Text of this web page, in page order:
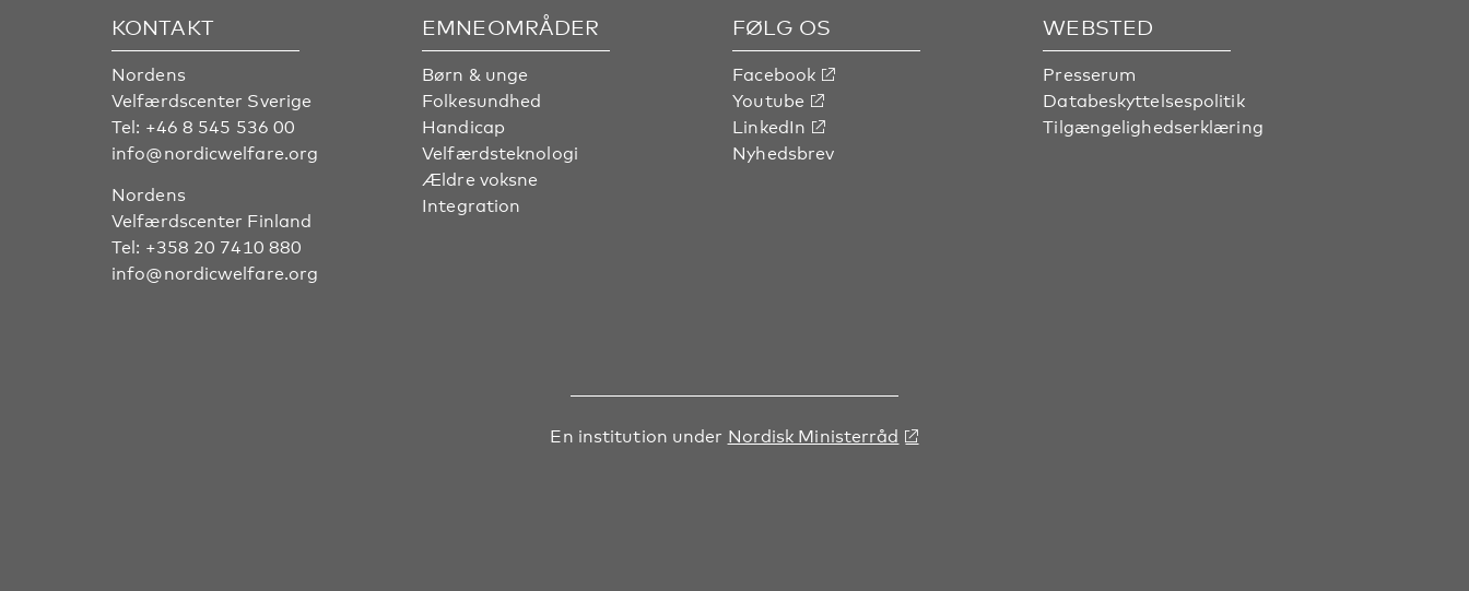
KONTAKT
Nordens
Velfærdscenter Sverige
Tel: +46 8 545 536 00
info@nordicwelfare.org
Nordens
Velfærdscenter Finland
Tel: +358 20 7410 880
info@nordicwelfare.org
EMNEOMRÅDER
Børn & unge
Folkesundhed
Handicap
Velfærdsteknologi
Ældre voksne
Integration
FØLG OS
Facebook
Youtube
LinkedIn
Nyhedsbrev
WEBSTED
Presserum
Databeskyttelsespolitik
Tilgængelighedserklæring
En institution under Nordisk Ministerråd